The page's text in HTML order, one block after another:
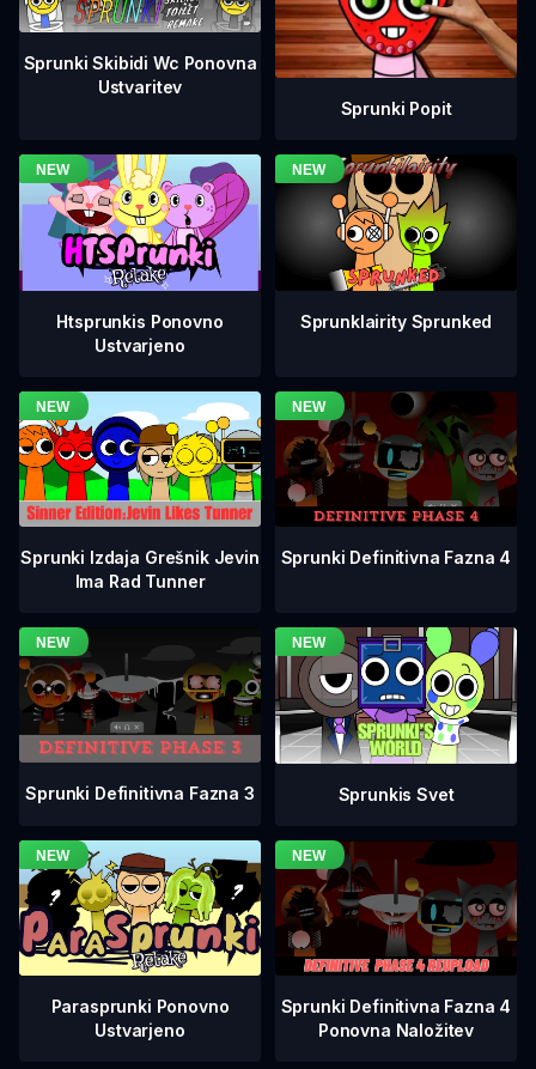
Sprunki Skibidi Wc Ponovna
Ustvaritev
Sprunki Popit
Htsprunkis Ponovno
Ustvarjeno
Sprunklairity Sprunked
Sprunki Izdaja Grešnik Jevin
Ima Rad Tunner
Sprunki Definitivna Fazna 4
Sprunki Definitivna Fazna 3 Sprunkis Svet
Parasprunki Ponovno
Ustvarjeno
Sprunki Definitivna Fazna 4
Ponovna Naložitev